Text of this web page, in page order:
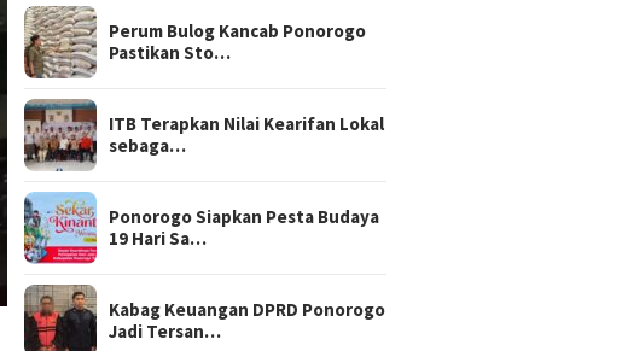
Perum Bulog Kancab Ponorogo
Pastikan Sto…
ITB Terapkan Nilai Kearifan Lokal
sebaga…
Ponorogo Siapkan Pesta Budaya
19 Hari Sa…
Kabag Keuangan DPRD Ponorogo
Jadi Tersan…